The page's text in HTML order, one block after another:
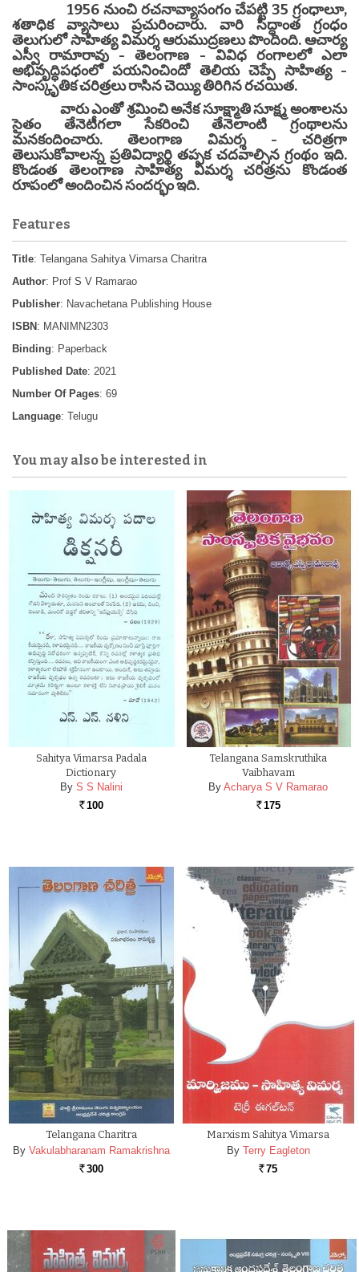
1956 నుంచి రచనావ్యాసంగం చేపట్టి 35 గ్రంధాలూ,
శతాధిక వ్యాసాలు ప్రచురించారు. వారి సిద్ధాంత గ్రంధం
తెలుగులో సాహిత్య విమర్శ ఆరుముద్రణలు పొందింది. ఆచార్య
ఎస్వీ రామారావు - తెలంగాణ - వివిధ రంగాలలో ఎలా
అభివృద్ధిపధంలో పయనించిందో తెలియ చెప్పే సాహిత్య -
సాంస్కృతిక చరిత్రలు రాసిన చెయ్యి తిరిగిన రచయిత.
వారు ఎంతో శ్రమించి అనేక సూక్ష్మాతి సూక్ష్మ అంశాలను
సైతం తేనెటీగలా సేకరించి తేనెలాంటి గ్రంథాలను
మనకందించారు. తెలంగాణ విమర్శ - చరిత్రగా
తెలుసుకోవాలన్న ప్రతివిద్యార్థి తప్పక చదవాల్సిన గ్రంథం ఇది.
కొండంత తెలంగాణ సాహిత్య విమర్శ చరిత్రను కొండంత
రూపంలో అందించిన సందర్భం ఇది.
Features
Title: Telangana Sahitya Vimarsa Charitra
Author: Prof S V Ramarao
Publisher: Navachetana Publishing House
ISBN : MANIMN2303
Binding: Paperback
Published Date: 2021
Number Of Pages: 69
Language: Telugu
You may also be interested in
Sahitya Vimarsa Padala
Dictionary
By S S Nalini
Rs. 100
Telangana Samskruthika
Vaibhavam
By Acharya S V Ramarao
Rs. 175
Telangana Charitra
By Vakulabharanam Ramakrishna
Rs. 300
Marxism Sahitya Vimarsa
By Terry Eagleton
Rs. 75